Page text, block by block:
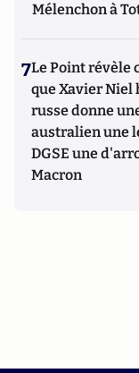
Mélenchon à
7Le Point révèle
que Xavier Niel
russe donne
australien une
DGSE une
Macron